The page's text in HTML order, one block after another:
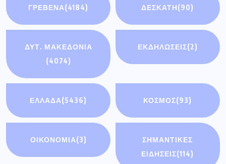
ΓΡΕΒΕΝΑ(4184) ΔΕΣΚΑΤΗ(90)
ΔΥΤ. ΜΑΚΕΔΟΝΙΑ
(4074)
ΕΚΔΗΛΩΣΕΙΣ(2)
ΕΛΛΑΔΑ(5436) ΚΟΣΜΟΣ(93)
ΟΙΚΟΝΟΜΊΑ(3)
ΣΗΜΑΝΤΙΚΈΣ
ΕΙΔΉΣΕΙΣ(114)